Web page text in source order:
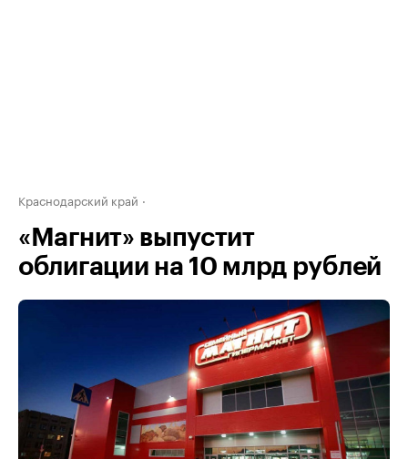
Краснодарский край
«Магнит» выпустит
облигации на 10 млрд рублей